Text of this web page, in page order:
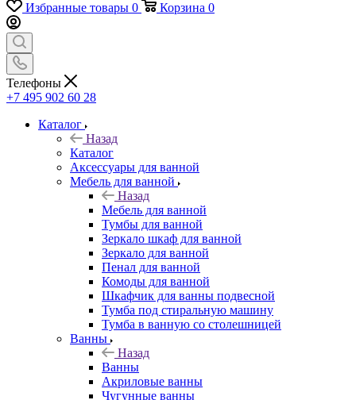
Избранные товары 0 Корзина 0
Телефоны
+7 495 902 60 28
Каталог
Назад
Каталог
Аксессуары для ванной
Мебель для ванной
Назад
Мебель для ванной
Тумбы для ванной
Зеркало шкаф для ванной
Зеркало для ванной
Пенал для ванной
Комоды для ванной
Шкафчик для ванны подвесной
Тумба под стиральную машину
Тумба в ванную со столешницей
Ванны
Назад
Ванны
Акриловые ванны
Чугунные ванны